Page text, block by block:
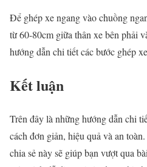
Để ghép xe ngang vào chuồng
từ 60-80cm giữa thân xe bên phải
hướng dẫn chi tiết các bước ghép
Kết luận
Trên đây là những hướng dẫn chi
cách đơn giản, hiệu quả và an toàn.
chia sẻ này sẽ giúp bạn vượt qua